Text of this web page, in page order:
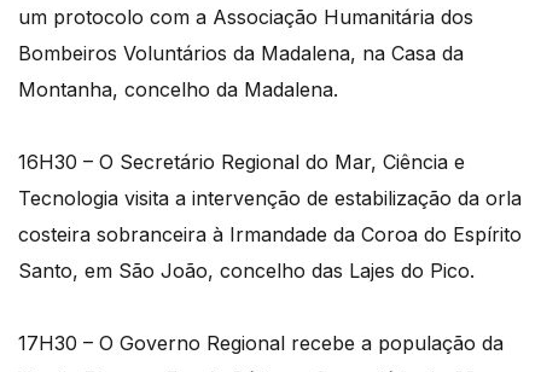
um protocolo com a Associação Humanitária dos
Bombeiros Voluntários da Madalena, na Casa da
Montanha, concelho da Madalena.
16H30 – O Secretário Regional do Mar, Ciência e
Tecnologia visita a intervenção de estabilização da orla
costeira sobranceira à Irmandade da Coroa do Espírito
Santo, em São João, concelho das Lajes do Pico.
17H30 – O Governo Regional recebe a população da